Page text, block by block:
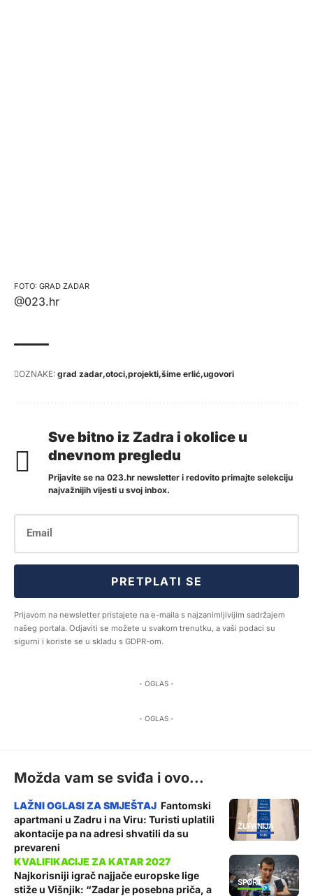
GRAD ZADAR
@023.hr
OZNAKE: grad zadar otoci projekti šime erlić ugovori
Sve bitno iz Zadra i okolice u
dnevnom pregledu
Prijavite se na 023.hr newsletter i redovito primajte selekciju
najvažnijih vijesti u svoj inbox.
PRETPLATI SE
Prijavom na newsletter pristajete na e-maila s najzanimljivijim sadržajem
našeg portala. Odjaviti se možete u svakom trenutku, a vaši podaci su
sigurni i koriste se u skladu s GDPR-om.
- OGLAS -
- OGLAS -
Možda vam se sviđa i ovo...
ŽUPANIJA
Fantomski
apartmani u Zadru i na Viru: Turisti uplatili
akontacije pa na adresi shvatili da su
prevareni
SPORT
Najkorisniji igrač najjače europske lige
stiže u Višnjik: “Zadar je posebna priča, a